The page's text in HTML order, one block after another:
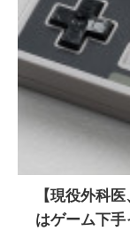
【現役外科
はゲーム下手